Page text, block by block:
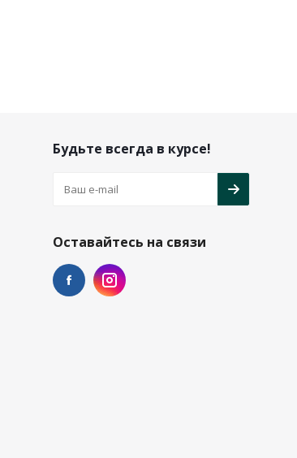
Будьте всегда в курсе!
Оставайтесь на связи